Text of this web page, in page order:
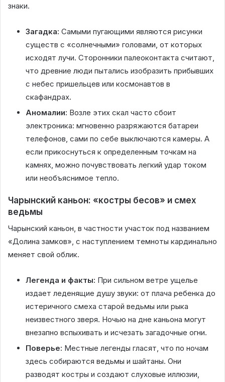
знаки.
Загадка: Самыми пугающими являются рисунки
существ с «солнечными» головами, от которых
исходят лучи. Сторонники палеоконтакта считают,
что древние люди пытались изобразить прибывших
с небес пришельцев или космонавтов в
скафандрах.
Аномалии: Возле этих скал часто сбоит
электроника: мгновенно разряжаются батареи
телефонов, сами по себе выключаются камеры. А
если прикоснуться к определенным точкам на
камнях, можно почувствовать легкий удар током
или необъяснимое тепло.
Чарынский каньон: «костры бесов» и смех
ведьмы
Чарынский каньон, в частности участок под названием
«Долина замков», с наступлением темноты кардинально
меняет свой облик.
Легенда и факты: При сильном ветре ущелье
издает леденящие душу звуки: от плача ребенка до
истеричного смеха старой ведьмы или рыка
неизвестного зверя. Ночью на дне каньона могут
внезапно вспыхивать и исчезать загадочные огни.
Поверье: Местные легенды гласят, что по ночам
здесь собираются ведьмы и шайтаны. Они
разводят костры и создают слуховые иллюзии,